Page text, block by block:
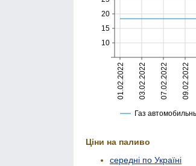
Ціни на паливо
середні по Україні